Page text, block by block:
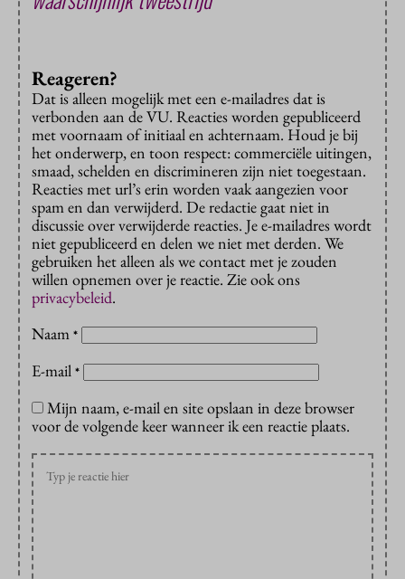
Reageren?
Dat is alleen mogelijk met een e-mailadres dat is
verbonden aan de VU. Reacties worden gepubliceerd
met voornaam of initiaal en achternaam. Houd je bij
het onderwerp, en toon respect: commerciële uitingen,
smaad, schelden en discrimineren zijn niet toegestaan.
Reacties met url’s erin worden vaak aangezien voor
spam en dan verwijderd. De redactie gaat niet in
discussie over verwijderde reacties. Je e-mailadres wordt
niet gepubliceerd en delen we niet met derden. We
gebruiken het alleen als we contact met je zouden
willen opnemen over je reactie. Zie ook ons
privacybeleid.
Naam *
E-mail *
Mijn naam, e-mail en site opslaan in deze browser
voor de volgende keer wanneer ik een reactie plaats.